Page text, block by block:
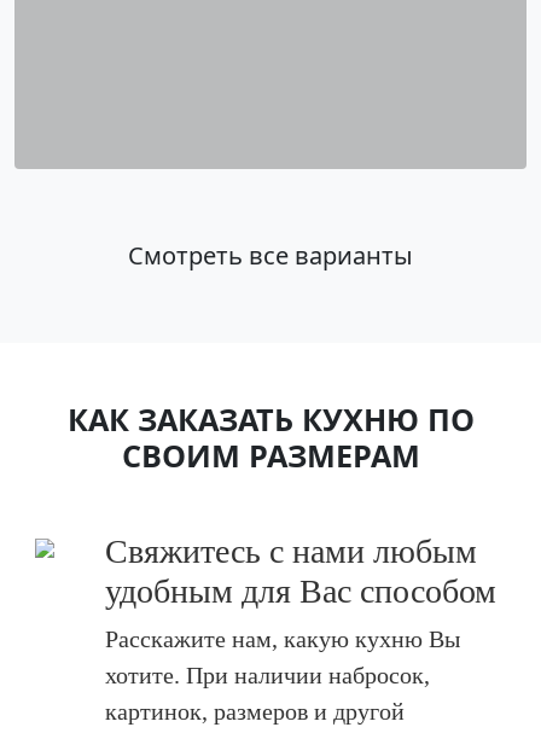
Смотреть все варианты
КАК ЗАКАЗАТЬ КУХНЮ ПО
СВОИМ РАЗМЕРАМ
Свяжитесь с нами любым
удобным для Вас способом
Расскажите нам, какую кухню Вы
хотите. При наличии набросок,
картинок, размеров и другой